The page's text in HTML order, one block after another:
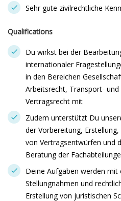
Sehr gute zivilrechtliche
Qualifications
Du wirkst bei der
internationaler
in den Bereichen
Arbeitsrecht, Transport-
Vertragsrecht mit
Zudem unterstützt Du
der Vorbereitung,
von Vertragsentwürfen und
Beratung der
Deine Aufgaben werden
Stellungnahmen und
Erstellung von juristischen